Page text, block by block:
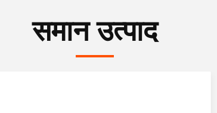
समान उत्पाद